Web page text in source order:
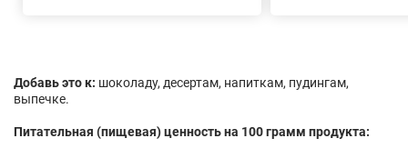
Добавь это к: шоколаду, десертам, напиткам, пудингам,
выпечке.
Питательная (пищевая) ценность на 100 грамм продукта: